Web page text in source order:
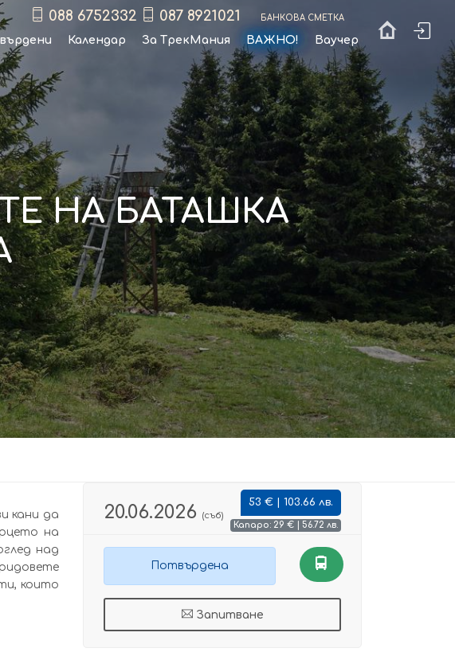
НА БАТАШКА
кани да
на
над
които
20.06.2026 (съб)
53 € | 103.66 лв.
Капаро: 29 € | 56.72 лв.
Потвърдена
Запитване
088 6752332 087 8921021 Банкова сметка
Календар За ТрекМания ВАЖНО! Ваучер